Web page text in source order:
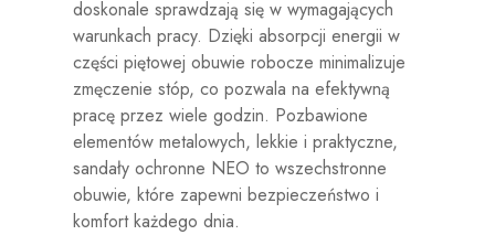
doskonale sprawdzają się w wymagających
warunkach pracy. Dzięki absorpcji energii w
części piętowej obuwie robocze minimalizuje
zmęczenie stóp, co pozwala na efektywną
pracę przez wiele godzin. Pozbawione
elementów metalowych, lekkie i praktyczne,
sandały ochronne NEO to wszechstronne
obuwie, które zapewni bezpieczeństwo i
komfort każdego dnia.